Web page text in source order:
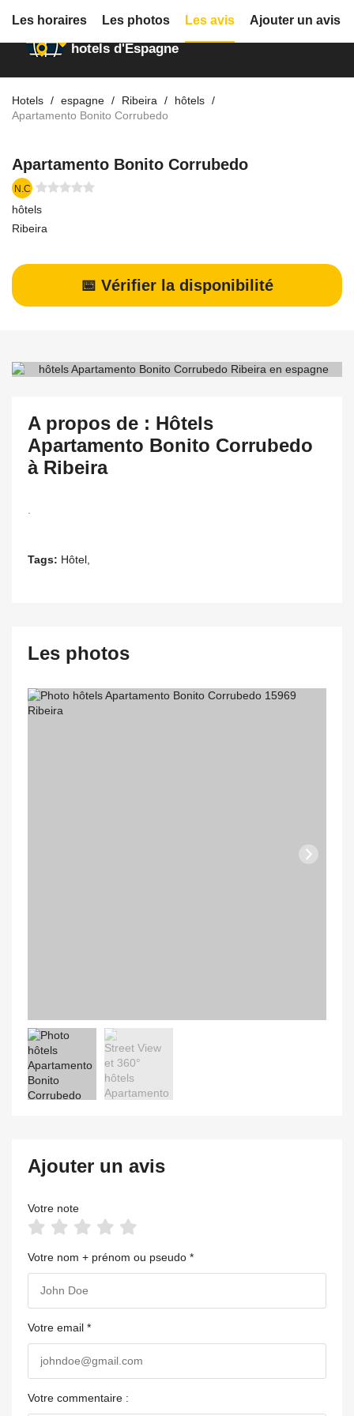
Annuaire des
hotels d'Espagne
Hotels espagne Ribeira
hôtels
Apartamento Bonito Corrubedo
Apartamento Bonito Corrubedo
N.C
hôtels
Ribeira
📅 Vérifier la disponibilité
Les horaires Les photos Les avis Ajouter un avis
A propos de : Hôtels
Apartamento Bonito Corrubedo
à Ribeira
Tags: Hôtel,
Les photos
Ajouter un avis
Votre note
Votre nom + prénom ou pseudo *
Votre email *
Votre commentaire :